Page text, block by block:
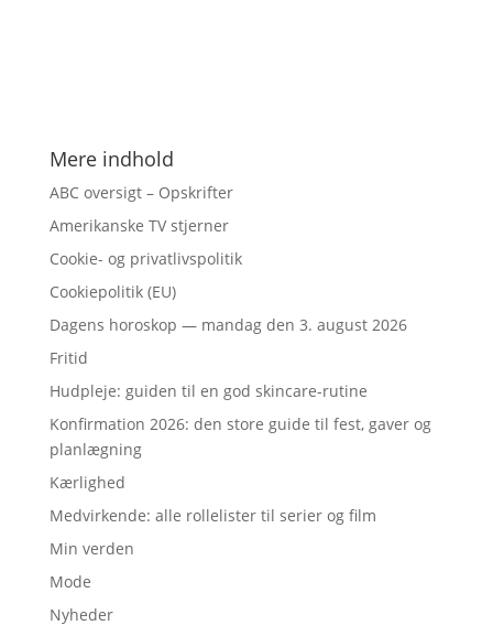
Mere indhold
ABC oversigt – Opskrifter
Amerikanske TV stjerner
Cookie- og privatlivspolitik
Cookiepolitik (EU)
Dagens horoskop — mandag den 3. august 2026
Fritid
Hudpleje: guiden til en god skincare-rutine
Konfirmation 2026: den store guide til fest, gaver og
planlægning
Kærlighed
Medvirkende: alle rollelister til serier og film
Min verden
Mode
Nyheder